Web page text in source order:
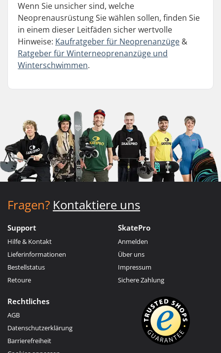
Wenn Sie unsicher sind, welche
Neoprenausrüstung Sie wählen sollen, finden Sie
in einem dieser Leitfäden sicher wertvolle
Hinweise: Kaufratgeber für Neoprenanzüge &
Ratgeber für Winterneoprenanzüge und
Winterschwimmen.
Fragen? Kontaktiere uns
Support
Hilfe & Kontakt
Lieferinformationen
Bestellstatus
Retoure
SkatePro
Anmelden
Über uns
Impressum
Sichere Zahlung
Rechtliches
AGB
Datenschutzerklärung
Barrierefreiheit